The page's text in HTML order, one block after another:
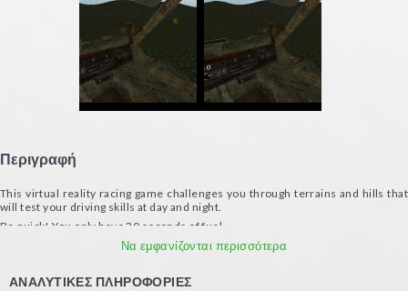
Περιγραφή
This virtual reality racing game challenges you through terrains and hills that
will test your driving skills at day and night.
Be quick! You only have 30 seconds of fuel...
- Compatible VR glasses (VXMASK, Lakento, Durovis, Google Cardboard, etc.)
Να εμφανίζονται περισσότερα
ΑΝΑΛΥΤΙΚΈΣ ΠΛΗΡΟΦΟΡΊΕΣ